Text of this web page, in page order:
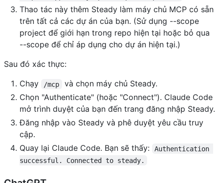
Thao tác này thêm Steady làm máy chủ MCP có sẵn
trên tất cả các dự án của bạn. (Sử dụng --scope
project để giới hạn trong repo hiện tại hoặc bỏ qua
--scope để chỉ áp dụng cho dự án hiện tại.)
Sau đó xác thực:
Chạy
/mcp
và chọn máy chủ Steady.
Chọn "Authenticate" (hoặc "Connect"). Claude Code
mở trình duyệt của bạn đến trang đăng nhập Steady.
Đăng nhập vào Steady và phê duyệt yêu cầu truy
cập.
Quay lại Claude Code. Bạn sẽ thấy:
Authentication
successful. Connected to steady.